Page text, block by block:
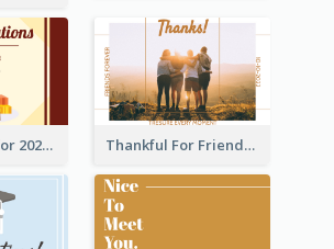
Gratulations for 2020 Graduation Greeting Card Thankful For Friendship Greeting Card